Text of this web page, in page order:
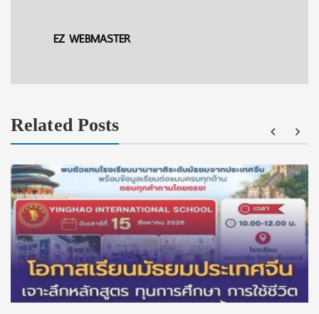
EZ WEBMASTER
Related Posts